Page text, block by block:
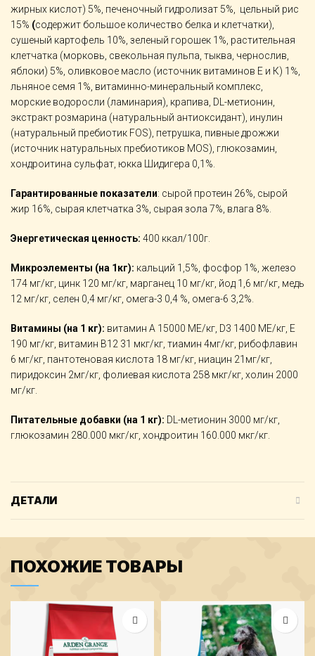
жирных кислот) 5%, печеночный гидролизат 5%, цельный рис
15% (содержит большое количество белка и клетчатки),
сушеный картофель 10%, зеленый горошек 1%, растительная
клетчатка (морковь, свекольная пульпа, тыква, чернослив,
яблоки) 5%, оливковое масло (источник витаминов Е и К) 1%,
льняное семя 1%, витаминно-минеральный комплекс,
морские водоросли (ламинария), крапива, DL-метионин,
экстракт розмарина (натуральный антиоксидант), инулин
(натуральный пребиотик FOS), петрушка, пивные дрожжи
(источник натуральных пребиотиков MOS), глюкозамин,
хондроитина сульфат, юкка Шидигера 0,1%.
Гарантированные показатели: сырой протеин 26%, сырой
жир 16%, сырая клетчатка 3%, сырая зола 7%, влага 8%.
Энергетическая ценность: 400 ккал/100г.
Микроэлементы (на 1кг): кальций 1,5%, фосфор 1%, железо
174 мг/кг, цинк 120 мг/кг, марганец 10 мг/кг, йод 1,6 мг/кг, медь
12 мг/кг, селен 0,4 мг/кг, омега-3 0,4 %, омега-6 3,2%.
Витамины (на 1 кг): витамин А 15000 МЕ/кг, D3 1400 МЕ/кг, Е
190 мг/кг, витамин В12 31 мкг/кг, тиамин 4мг/кг, рибофлавин
6 мг/кг, пантотеновая кислота 18 мг/кг, ниацин 21мг/кг,
пиридоксин 2мг/кг, фолиевая кислота 258 мкг/кг, холин 2000
мг/кг.
Питательные добавки (на 1 кг): DL-метионин 3000 мг/кг,
глюкозамин 280.000 мкг/кг, хондроитин 160.000 мкг/кг.
ДЕТАЛИ
ПОХОЖИЕ ТОВАРЫ